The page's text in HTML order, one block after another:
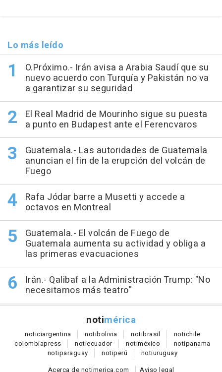
Lo más leído
O.Próximo.- Irán avisa a Arabia Saudí que su
nuevo acuerdo con Turquía y Pakistán no va
a garantizar su seguridad
El Real Madrid de Mourinho sigue su puesta
a punto en Budapest ante el Ferencvaros
Guatemala.- Las autoridades de Guatemala
anuncian el fin de la erupción del volcán de
Fuego
Rafa Jódar barre a Musetti y accede a
octavos en Montreal
Guatemala.- El volcán de Fuego de
Guatemala aumenta su actividad y obliga a
las primeras evacuaciones
Irán.- Qalibaf a la Administración Trump: "No
necesitamos más teatro"
notimérica
noticiargentina notibolivia notibrasil notichile
colombiapress notiecuador notiméxico notipanama
notiparaguay notiperú notiuruguay
Acerca de notimerica.com
Aviso legal